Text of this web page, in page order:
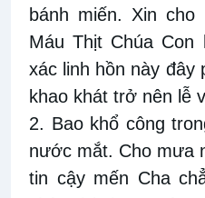
bánh miến. Xin
Máu Thịt Chúa Con
xác linh hồn này đây
khao khát trở nên lễ
2. Bao khổ công
nước mắt. Cho mưa
tin cậy mến Cha